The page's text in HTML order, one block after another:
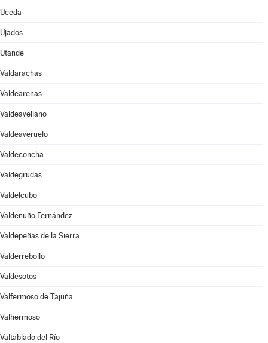
Uceda
Ujados
Utande
Valdarachas
Valdearenas
Valdeavellano
Valdeaveruelo
Valdeconcha
Valdegrudas
Valdelcubo
Valdenuño Fernández
Valdepeñas de la Sierra
Valderrebollo
Valdesotos
Valfermoso de Tajuña
Valhermoso
Valtablado del Río